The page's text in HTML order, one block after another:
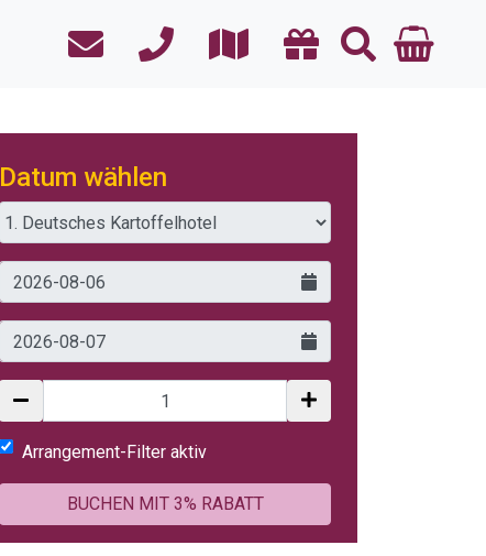
Datum wählen
Arrangement-Filter aktiv
BUCHEN MIT 3% RABATT